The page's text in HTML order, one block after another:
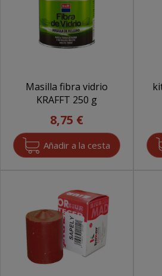
Masilla fibra vidrio
KRAFFT 250 g
8,75 €